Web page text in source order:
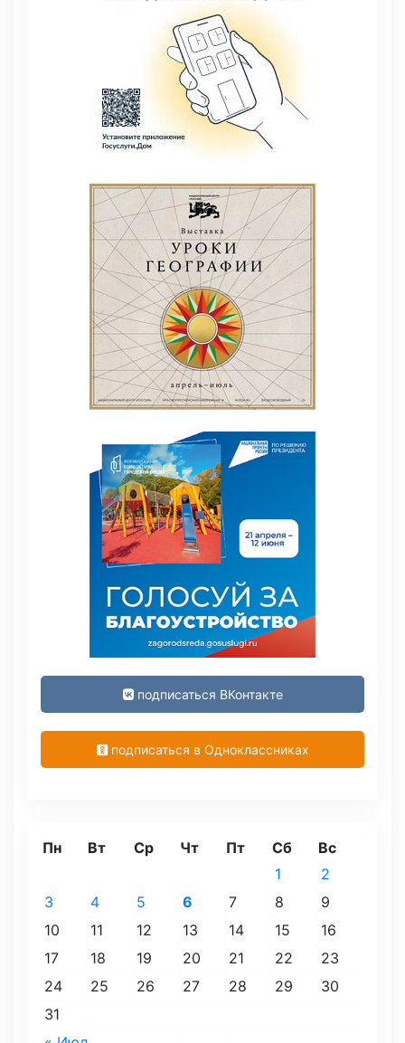
подписаться ВКонтакте
подписаться в Одноклассниках
Пн Вт Ср Чт Пт Сб Вс
1
2
3
4 5 6 7 8
9
10
11 12 13 14 15
16
17
18 19 20 21 22
23
24
25 26 27 28 29
30
31